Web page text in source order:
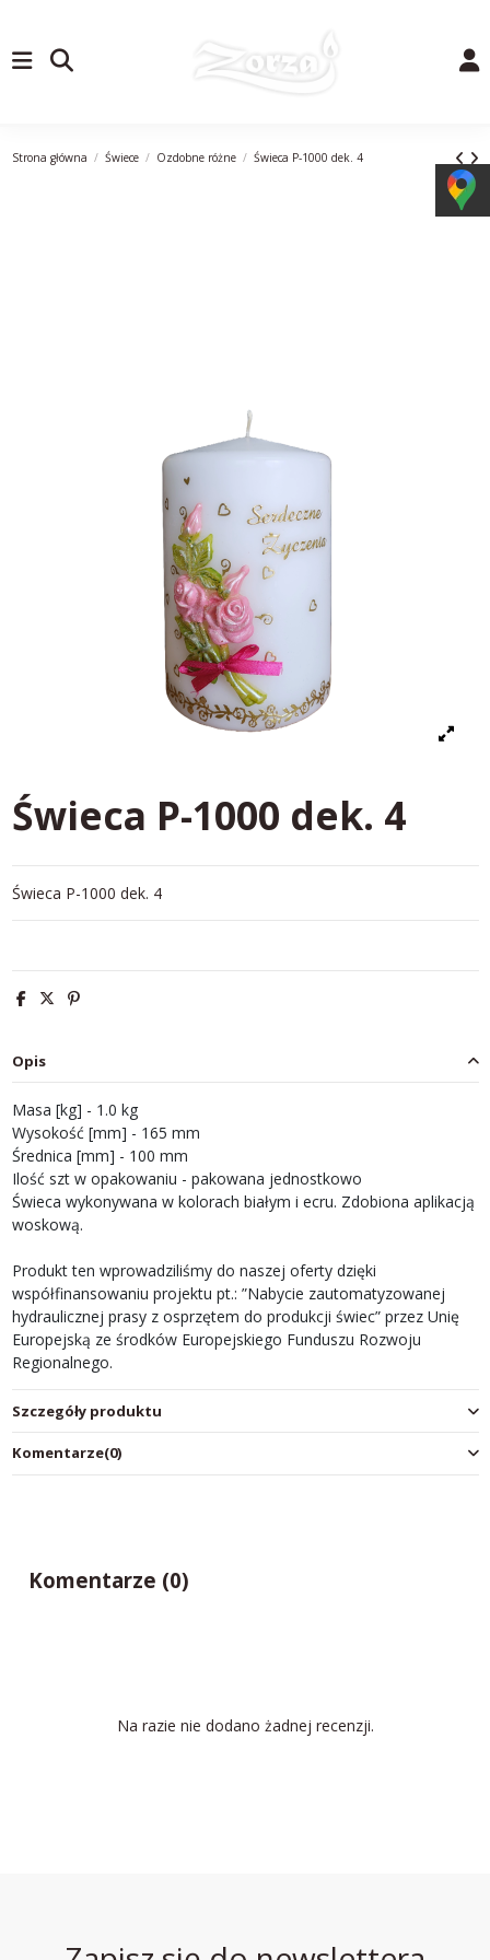
Strona główna Świece Ozdobne różne Świeca P-1000 dek. 4
Świeca P-1000 dek. 4
Świeca P-1000 dek. 4
Opis
Masa [kg] - 1.0 kg
Wysokość [mm] - 165 mm
Średnica [mm] - 100 mm
Ilość szt w opakowaniu - pakowana jednostkowo
Świeca wykonywana w kolorach białym i ecru. Zdobiona aplikacją
woskową.
Produkt ten wprowadziliśmy do naszej oferty dzięki
współfinansowaniu projektu pt.: ”Nabycie zautomatyzowanej
hydraulicznej prasy z osprzętem do produkcji świec” przez Unię
Europejską ze środków Europejskiego Funduszu Rozwoju
Regionalnego.
Szczegóły produktu
Komentarze(0)
Komentarze (0)
Na razie nie dodano żadnej recenzji.